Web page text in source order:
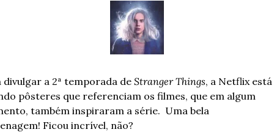
divulgar a 2ª temporada de Stranger Things, a Netflix está
pôsteres que referenciam os filmes, que em algum
também inspiraram a série.  Uma bela
Ficou incrível, não?